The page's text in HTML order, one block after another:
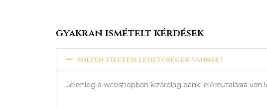
gyakran ismételt kérdések
Milyen fizetési lehetőségek vannak?
Jelenleg a webshopban kizárólag banki előreutalásra